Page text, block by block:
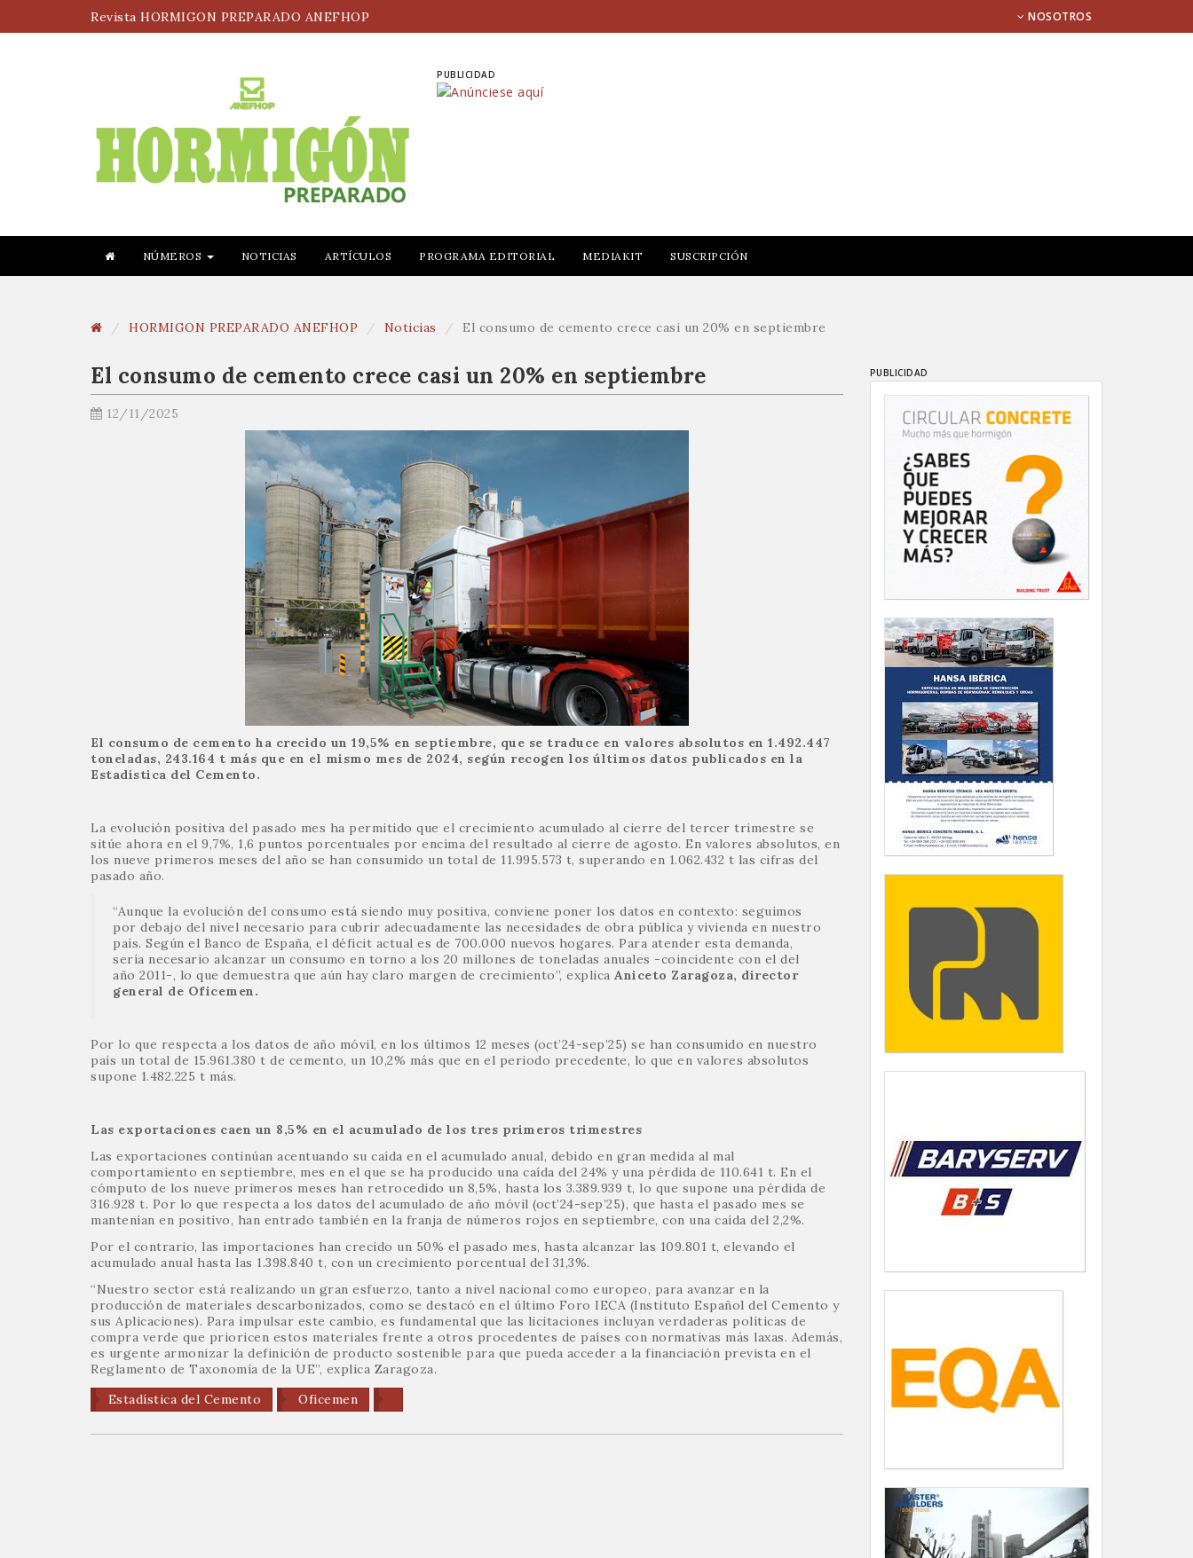
Revista HORMIGON PREPARADO ANEFHOP NOSOTROS
PUBLICIDAD
NÚMEROS NOTICIAS ARTÍCULOS PROGRAMA EDITORIAL MEDIAKIT SUSCRIPCIÓN
HORMIGON PREPARADO ANEFHOP Noticias El consumo de cemento crece casi un 20% en septiembre
El consumo de cemento crece casi un 20% en septiembre
12/11/2025
El consumo de cemento ha crecido un 19,5% en septiembre, que se traduce en valores absolutos en 1.492.447
toneladas, 243.164 t más que en el mismo mes de 2024, según recogen los últimos datos publicados en la
Estadística del Cemento.
La evolución positiva del pasado mes ha permitido que el crecimiento acumulado al cierre del tercer trimestre se
sitúe ahora en el 9,7%, 1,6 puntos porcentuales por encima del resultado al cierre de agosto. En valores absolutos, en
los nueve primeros meses del año se han consumido un total de 11.995.573 t, superando en 1.062.432 t las cifras del
pasado año.
“Aunque la evolución del consumo está siendo muy positiva, conviene poner los datos en contexto: seguimos
por debajo del nivel necesario para cubrir adecuadamente las necesidades de obra pública y vivienda en nuestro
país. Según el Banco de España, el déficit actual es de 700.000 nuevos hogares. Para atender esta demanda,
sería necesario alcanzar un consumo en torno a los 20 millones de toneladas anuales -coincidente con el del
año 2011-, lo que demuestra que aún hay claro margen de crecimiento”, explica Aniceto Zaragoza, director
general de Oficemen.
Por lo que respecta a los datos de año móvil, en los últimos 12 meses (oct’24-sep’25) se han consumido en nuestro
país un total de 15.961.380 t de cemento, un 10,2% más que en el periodo precedente, lo que en valores absolutos
supone 1.482.225 t más.
Las exportaciones caen un 8,5% en el acumulado de los tres primeros trimestres
Las exportaciones continúan acentuando su caída en el acumulado anual, debido en gran medida al mal
comportamiento en septiembre, mes en el que se ha producido una caída del 24% y una pérdida de 110.641 t. En el
cómputo de los nueve primeros meses han retrocedido un 8,5%, hasta los 3.389.939 t, lo que supone una pérdida de
316.928 t. Por lo que respecta a los datos del acumulado de año móvil (oct’24-sep’25), que hasta el pasado mes se
mantenían en positivo, han entrado también en la franja de números rojos en septiembre, con una caída del 2,2%.
Por el contrario, las importaciones han crecido un 50% el pasado mes, hasta alcanzar las 109.801 t, elevando el
acumulado anual hasta las 1.398.840 t, con un crecimiento porcentual del 31,3%.
“Nuestro sector está realizando un gran esfuerzo, tanto a nivel nacional como europeo, para avanzar en la
producción de materiales descarbonizados, como se destacó en el último Foro IECA (Instituto Español del Cemento y
sus Aplicaciones). Para impulsar este cambio, es fundamental que las licitaciones incluyan verdaderas políticas de
compra verde que prioricen estos materiales frente a otros procedentes de países con normativas más laxas. Además,
es urgente armonizar la definición de producto sostenible para que pueda acceder a la financiación prevista en el
Reglamento de Taxonomía de la UE”, explica Zaragoza.
Estadística del Cemento
Oficemen
PUBLICIDAD